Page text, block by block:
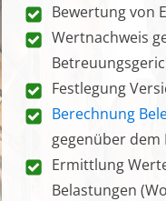
Bewertung von
Wertnachweis
Festlegung
Berechnung
gegenüber
Ermittlung
Belastungen